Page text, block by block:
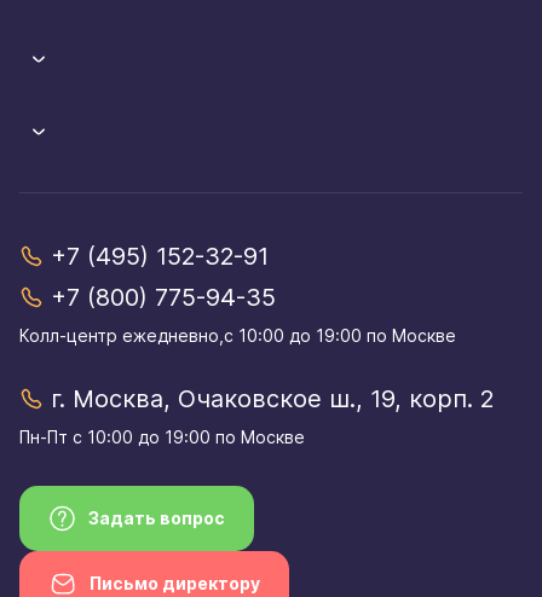
+7 (495) 152-32-91
+7 (800) 775-94-35
Колл-центр eжедневно,с 10:00 до 19:00 по Москве
г. Москва, Очаковское ш., 19, корп. 2
Пн-Пт с 10:00 до 19:00 по Москве
Задать вопрос
Письмо директору